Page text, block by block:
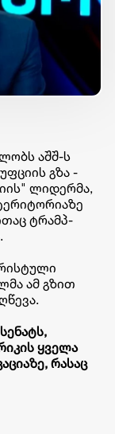
აშშ-ს
გზა -
ლიდერმა,
ტრამპ-
ამ გზით
ყველა
რასაც